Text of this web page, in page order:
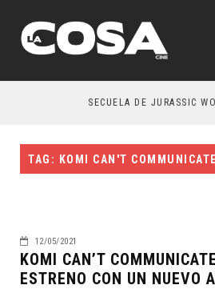
SECUELA DE JURASSIC
TAG: KOMI CAN'T COMMUNICATE
12/05/2021
KOMI CAN’T
ESTRENO CON UN NUEVO